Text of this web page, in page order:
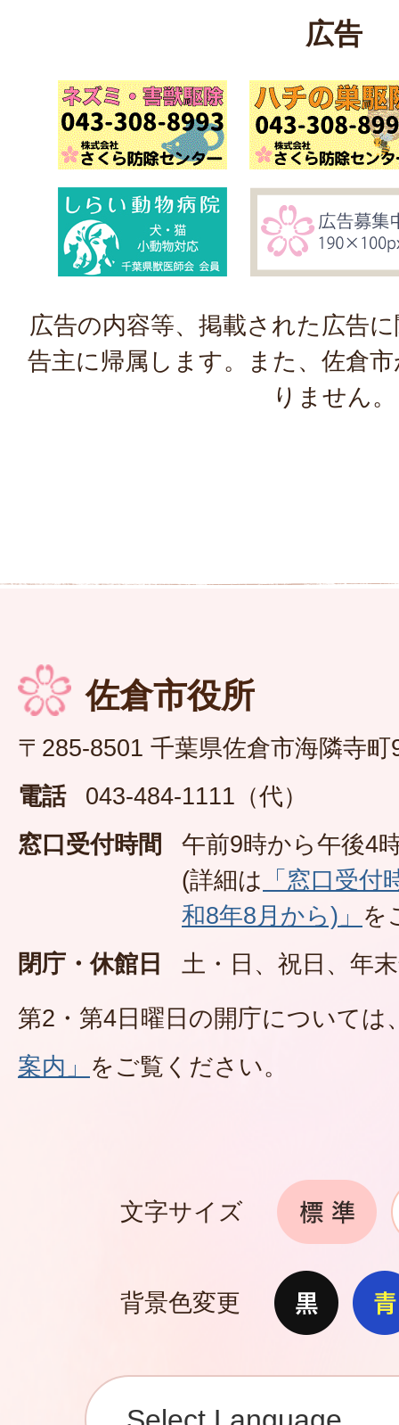
広告
広告の内容等、掲載された広告
告主に帰属します。また、佐倉
りません。
佐倉市役所
〒285-8501 千葉県佐倉市海隣寺町
電話
043-484-1111（代）
窓口受付時間
午前9時から午後4
(詳細は 「窓口受
和8年8月から)」 を
閉庁・休館日
土・日、祝日、年
第2・第4日曜日の開庁については
案内」 をご覧ください。
文字サイズ
背景色変更